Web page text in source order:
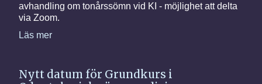
avhandling om tonårssömn vid KI - möjlighet att delta
via Zoom.
Läs mer
Nytt datum för Grundkurs i